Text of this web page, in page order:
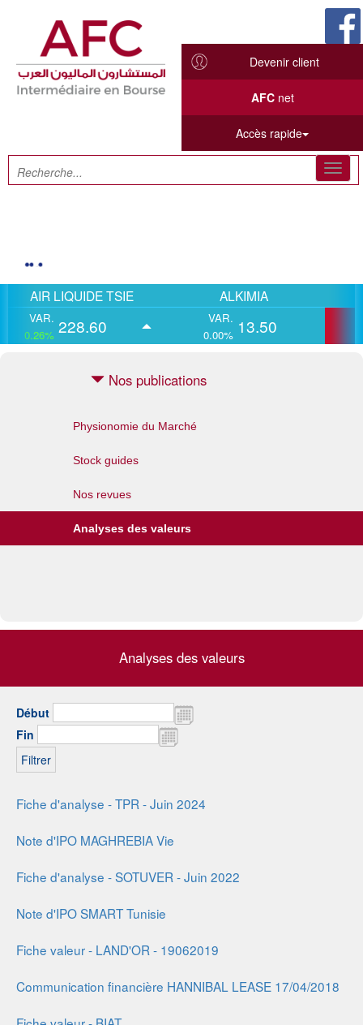
Devenir client
AFCnet
Accès rapide
AIR LIQUIDE TSIE
VAR. 228.60
0.26%
ALKIMIA
VAR. 13.50
0.00%
Nos publications
Physionomie du Marché
Stock guides
Nos revues
Analyses des valeurs
Analyses des valeurs
Début
Fin
Fiche d'analyse - TPR - Juin 2024
Note d'IPO MAGHREBIA Vie
Fiche d'analyse - SOTUVER - Juin 2022
Note d'IPO SMART Tunisie
Fiche valeur - LAND'OR - 19062019
Communication financière HANNIBAL LEASE 17/04/2018